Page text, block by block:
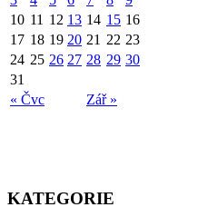
« Čvc Zář »
10 11 12 13 14 15 16
17 18 19 20 21 22 23
24 25 26 27 28 29 30
31
KATEGORIE